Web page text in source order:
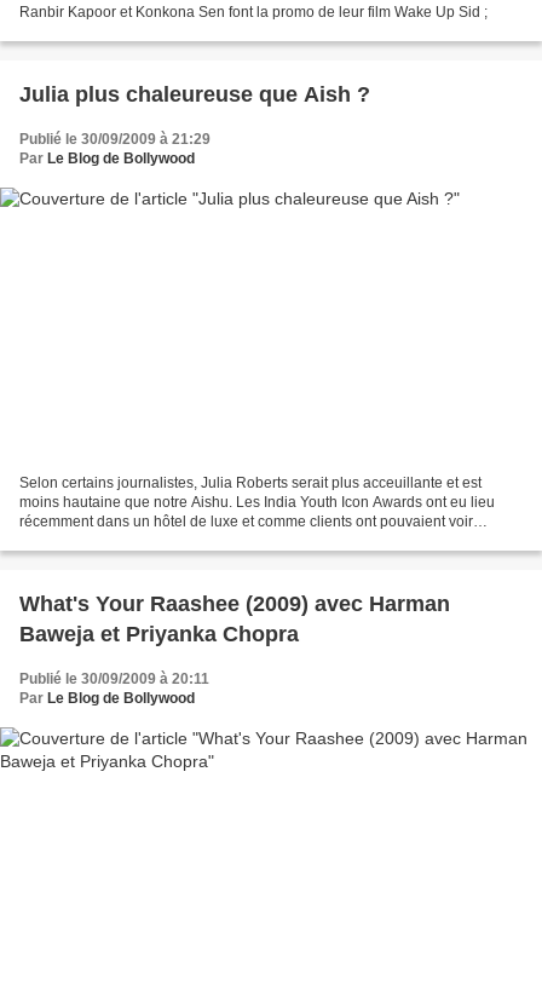
Ranbir Kapoor et Konkona Sen font la promo de leur film Wake Up Sid ;
Julia plus chaleureuse que Aish ?
Publié le 30/09/2009 à 21:29
Par Le Blog de Bollywood
Selon certains journalistes, Julia Roberts serait plus acceuillante et est
moins hautaine que notre Aishu. Les India Youth Icon Awards ont eu lieu
récemment dans un hôtel de luxe et comme clients ont pouvaient voir
What's Your Raashee (2009) avec Harman
Baweja et Priyanka Chopra
Publié le 30/09/2009 à 20:11
Par Le Blog de Bollywood